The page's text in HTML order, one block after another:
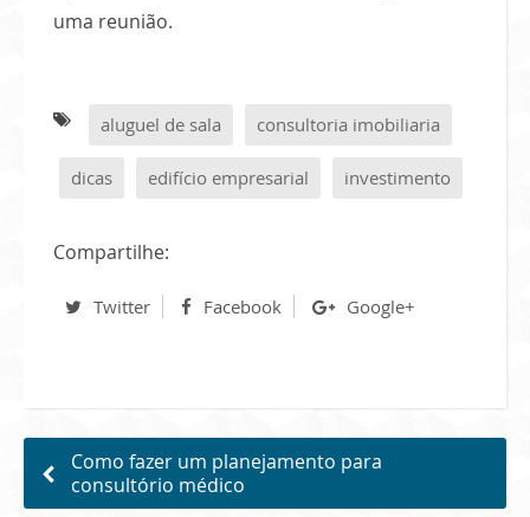
uma reunião.
aluguel de sala consultoria imobiliaria
dicas edifício empresarial investimento
Compartilhe:
Twitter Facebook Google+
Como fazer um planejamento para
consultório médico